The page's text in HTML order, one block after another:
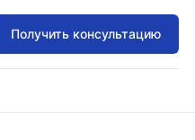
Получить консультацию